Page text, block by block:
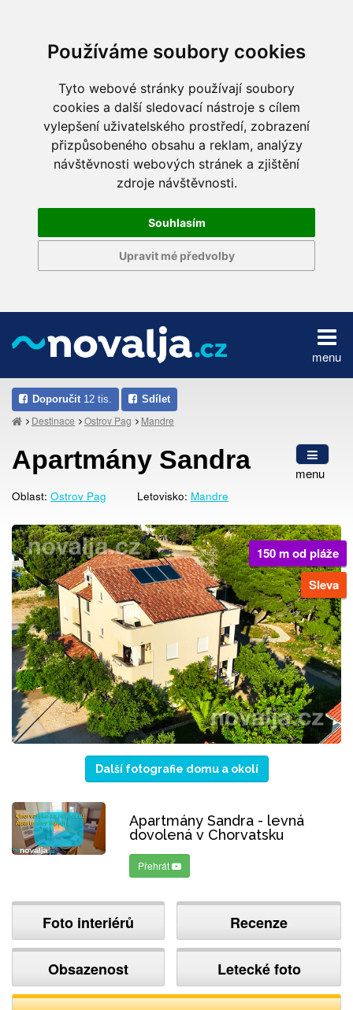
Používáme soubory cookies
Tyto webové stránky používají soubory
cookies a další sledovací nástroje s cílem
vylepšení uživatelského prostředí, zobrazení
přizpůsobeného obsahu a reklam, analýzy
návštěvnosti webových stránek a zjištění
zdroje návštěvnosti.
Souhlasím
Upravit mé předvolby
menu
Doporučit 12 tis. Sdílet
Destinace Ostrov Pag Mandre
menu
Apartmány Sandra
Oblast: Ostrov Pag Letovisko: Mandre
150 m od pláže
Sleva
Další fotografie domu a okolí
Apartmány Sandra - levná
dovolená v Chorvatsku
Přehrát
Foto interiérů
Obsazenost
Recenze
Letecké foto